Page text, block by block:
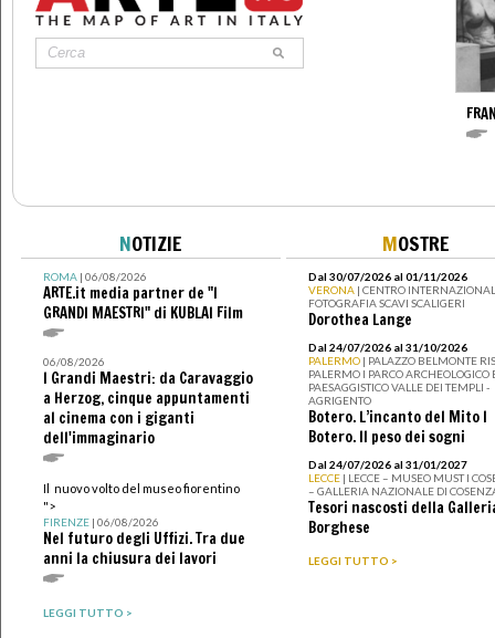
NOTIZIE
ROMA| 06/08/2026
ARTE.it media partner de "I
GRANDI MAESTRI" di KUBLAI Film
06/08/2026
I Grandi Maestri: da Caravaggio
a Herzog, cinque appuntamenti
al cinema con i giganti
dell'immaginario
Il nuovo volto del museo fiorentino
">
FIRENZE| 06/08/2026
Nel futuro degli Uffizi. Tra due
anni la chiusura dei lavori
LEGGI TUTTO >
MOSTRE
Dal 30/07/2026 al 01/11/2026
VERONA | CENTRO
FOTOGRAFIA SCAVI SCALIGERI
Dorothea Lange
Dal 24/07/2026 al 31/10/2026
PALERMO | PALAZZO BELMONTE
PALERMO I PARCO ARCHEOLOGICO
PAESAGGISTICO VALLE DEI TEMPLI -
AGRIGENTO
Botero. L’incanto del Mito I
Botero. Il peso dei sogni
Dal 24/07/2026 al 31/01/2027
LECCE | LECCE – MUSEO MUST I
– GALLERIA NAZIONALE DI
Tesori nascosti della
Borghese
LEGGI TUTTO >